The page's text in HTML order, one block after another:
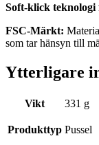
Soft-klick
FSC-Märkt:
som tar hänsyn till
Ytterligare
Vikt 331 g
Produkttyp Pussel